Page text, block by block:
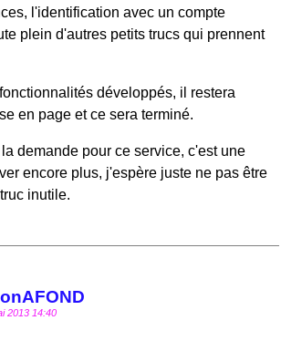
l'identification avec un compte
plein d'autres petits trucs qui prennent
développés, il restera
en page et ce sera terminé.
demande pour ce service, c'est une
encore plus, j'espère juste ne pas être
inutile.
2013 14:40